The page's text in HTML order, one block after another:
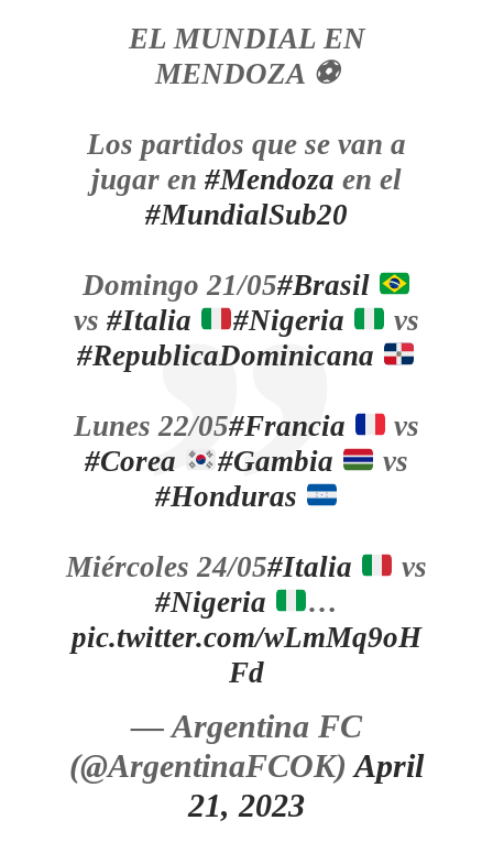
EL MUNDIAL EN
MENDOZA ⚽️
Los partidos que se van a
jugar en #Mendoza en el
#MundialSub20
Domingo 21/05#Brasil
vs#Italia #Nigeria
vs
#RepublicaDominicana
Lunes 22/05#Francia
vs
#Corea
#Gambia
vs
#Honduras
Miércoles 24/05#Italia
vs
#Nigeria
…
pic.twitter.com/wLmMq9oH
Fd
— Argentina FC
(@ArgentinaFCOK)April
21, 2023